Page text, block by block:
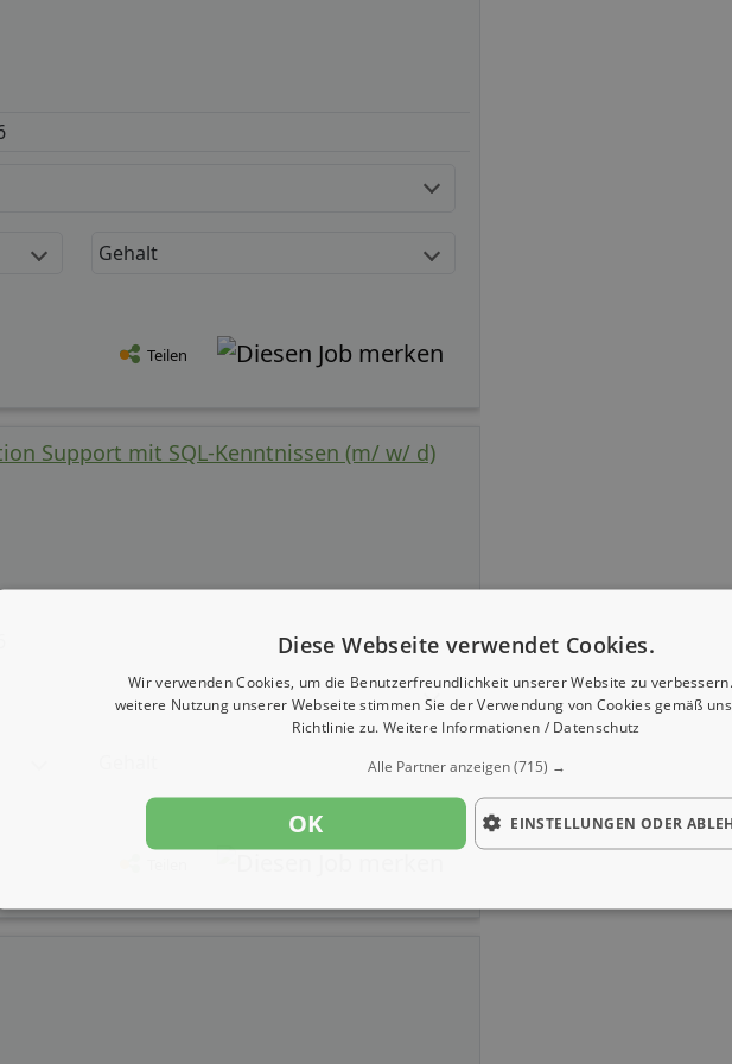
Gehalt
Teilen
Support mit SQL-Kenntnissen (m/ w/ d)
Diese Webseite verwendet Cookies.
Wir verwenden Cookies, um die Benutzerfreundlichkeit unserer Website zu
weitere Nutzung unserer Webseite stimmen Sie der Verwendung von Cookies gemäß
Richtlinie zu. Weitere Informationen / Datenschutz
Alle Partner anzeigen(715) →
OK EINSTELLUNGEN ODER